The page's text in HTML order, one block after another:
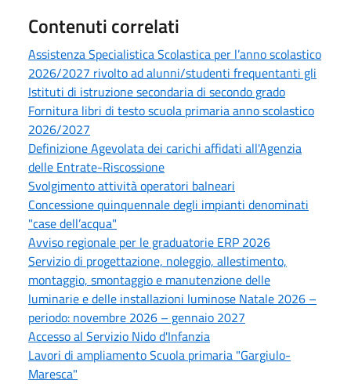
Contenuti correlati
Assistenza Specialistica Scolastica per l’anno scolastico
2026/2027 rivolto ad alunni/studenti frequentanti gli
Istituti di istruzione secondaria di secondo grado
Fornitura libri di testo scuola primaria anno scolastico
2026/2027
Definizione Agevolata dei carichi affidati all'Agenzia
delle Entrate-Riscossione
Svolgimento attività operatori balneari
Concessione quinquennale degli impianti denominati
"case dell’acqua"
Avviso regionale per le graduatorie ERP 2026
Servizio di progettazione, noleggio, allestimento,
montaggio, smontaggio e manutenzione delle
luminarie e delle installazioni luminose Natale 2026 –
periodo: novembre 2026 – gennaio 2027
Accesso al Servizio Nido d'Infanzia
Lavori di ampliamento Scuola primaria "Gargiulo-
Maresca"